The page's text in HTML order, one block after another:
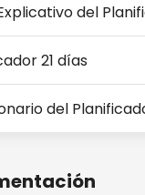
del
21 días
del